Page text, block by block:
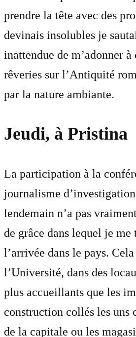
prendre la tête avec des
devinais insolubles je
inattendue de m’adonner à
rêveries sur l’Antiquité
par la nature ambiante.
Jeudi, à Pristina
La participation à la
journalisme
lendemain n’a pas
de grâce dans lequel je me
l’arrivée dans le pays. Cela
l’Université, dans des
plus accueillants que les
construction collés les uns
de la capitale ou les